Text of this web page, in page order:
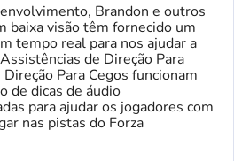
Brandon e outros
baixa visão têm fornecido um
tempo real para nos ajudar a
de Direção Para
Para Cegos funcionam
de dicas de áudio
para ajudar os jogadores com
nas pistas do Forza